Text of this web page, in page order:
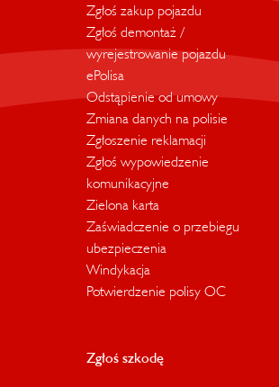
Zgłoś zakup pojazdu
Zgłoś demontaż /
wyrejestrowanie pojazdu
ePolisa
Odstąpienie od umowy
Zmiana danych na polisie
Zgłoszenie reklamacji
Zgłoś wypowiedzenie
komunikacyjne
Zielona karta
Zaświadczenie o przebiegu
ubezpieczenia
Windykacja
Potwierdzenie polisy OC
Zgłoś szkodę